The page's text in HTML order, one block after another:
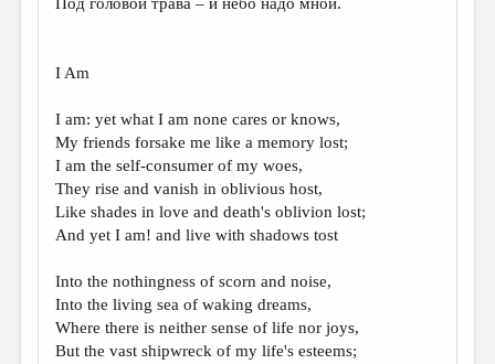
I Am
I am: yet what I am none cares or knows,
My friends forsake me like a memory lost;
I am the self-consumer of my woes,
They rise and vanish in oblivious host,
Like shades in love and death's oblivion lost;
And yet I am! and live with shadows tost
Into the nothingness of scorn and noise,
Into the living sea of waking dreams,
Where there is neither sense of life nor joys,
But the vast shipwreck of my life's esteems;